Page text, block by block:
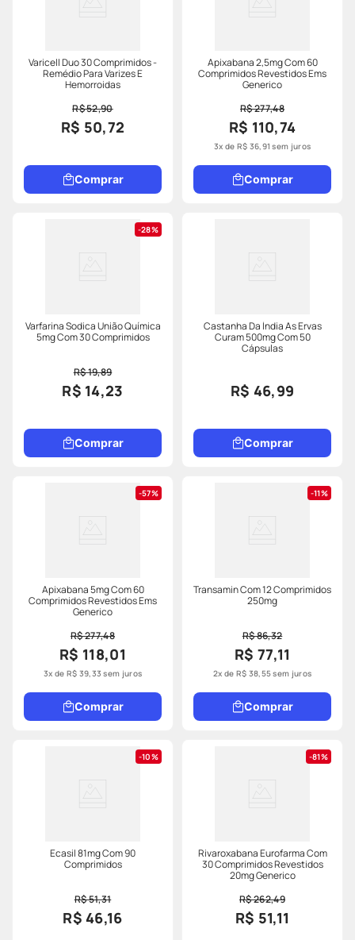
Varicell Duo 30 Comprimidos -
Remédio Para Varizes E
Hemorroidas
R$ 52,90
R$ 50,72
Comprar
Apixabana 2,5mg Com 60
Comprimidos Revestidos Ems
Generico
R$ 277,48
R$ 110,74
3x de R$ 36,91 sem juros
Comprar
28%
Varfarina Sodica União Química
5mg Com 30 Comprimidos
R$ 19,89
R$ 14,23
Comprar
Castanha Da Índia As Ervas
Curam 500mg Com 50
Cápsulas
R$ 46,99
Comprar
57%
Apixabana 5mg Com 60
Comprimidos Revestidos Ems
Generico
R$ 277,48
R$ 118,01
3x de R$ 39,33 sem juros
Comprar
11%
Transamin Com 12 Comprimidos
250mg
R$ 86,32
R$ 77,11
2x de R$ 38,55sem juros
Comprar
10%
Ecasil 81mg Com 90
Comprimidos
R$ 51,31
R$ 46,16
81%
Rivaroxabana Eurofarma Com
30 Comprimidos Revestidos
20mg Generico
R$ 262,49
R$ 51,11